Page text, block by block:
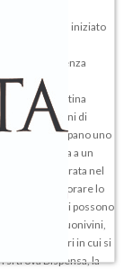
in Sicilia. Ha iniziato
nel futuro, senza
laCantina
di
vigneti occupano uno
dedita a un
innaugurata nel
oltre ad assaporare lo
Maroccoli, si possono
La tenuta Buonivini,
di 51 etteri in cui si
si trova Dispensa, la